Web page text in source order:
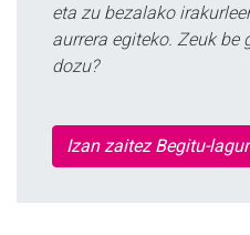
eta zu bezalako
aurrera egiteko. Zeuk be
dozu?
Izan zaitez Begitu-